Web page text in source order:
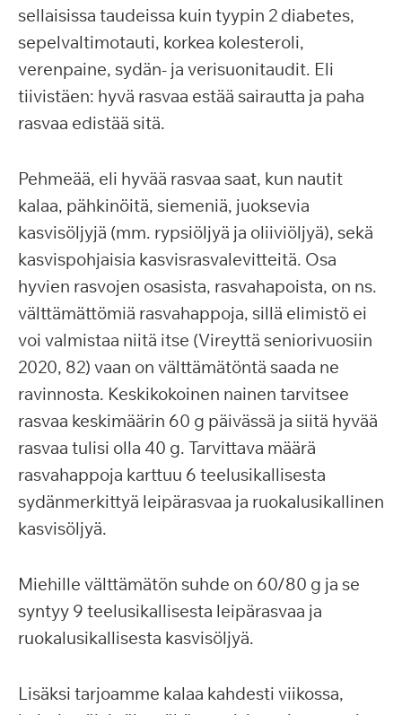
sellaisissa taudeissa kuin tyypin 2 diabetes,
sepelvaltimotauti, korkea kolesteroli,
verenpaine, sydän- ja verisuonitaudit. Eli
tiivistäen: hyvä rasvaa estää sairautta ja paha
rasvaa edistää sitä.
Pehmeää, eli hyvää rasvaa saat, kun nautit
kalaa, pähkinöitä, siemeniä, juoksevia
kasvisöljyjä (mm. rypsiöljyä ja oliiviöljyä), sekä
kasvispohjaisia kasvisrasvalevitteitä. Osa
hyvien rasvojen osasista, rasvahapoista, on ns.
välttämättömiä rasvahappoja, sillä elimistö ei
voi valmistaa niitä itse (Vireyttä seniorivuosiin
2020, 82) vaan on välttämätöntä saada ne
ravinnosta. Keskikokoinen nainen tarvitsee
rasvaa keskimäärin 60 g päivässä ja siitä hyvää
rasvaa tulisi olla 40 g. Tarvittava määrä
rasvahappoja karttuu 6 teelusikallisesta
sydänmerkittyä leipärasvaa ja ruokalusikallinen
kasvisöljyä.
Miehille välttämätön suhde on 60/80 g ja se
syntyy 9 teelusikallisesta leipärasvaa ja
ruokalusikallisesta kasvisöljyä.
Lisäksi tarjoamme kalaa kahdesti viikossa,